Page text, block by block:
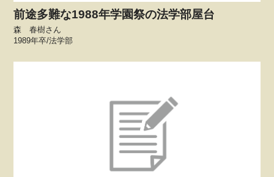
前途多難な1988年学園祭の法学部屋台
森 春樹さん
1989年卒/法学部